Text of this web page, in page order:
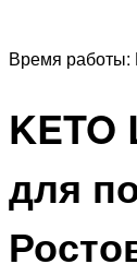
Время работы:
KETO
для